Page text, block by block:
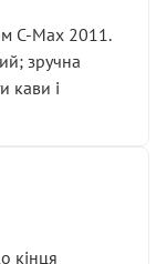
C-Max 2011.
зручна
кави і
кінця